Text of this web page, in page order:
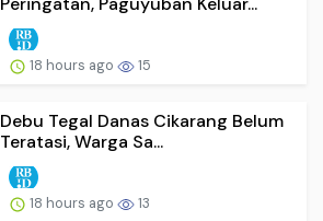
18 hours ago 15
Debu Tegal Danas Cikarang Belum
Teratasi, Warga Sa...
18 hours ago 13